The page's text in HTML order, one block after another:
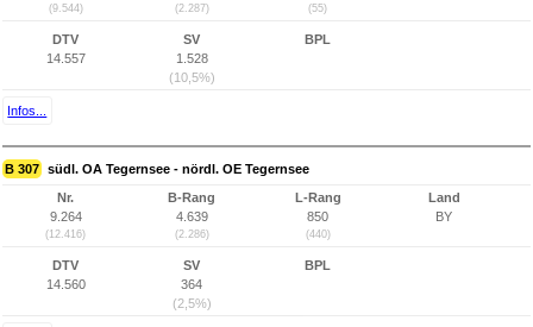
(9.544) (2.287) (55)
DTV
14.557
SV
1.528
(10,5%)
BPL
Infos...
B 307 südl. OA Tegernsee - nördl. OE Tegernsee
Nr.
9.264
(12.416)
B-Rang
4.639
(2.286)
L-Rang
850
(440)
Land
BY
DTV
14.560
SV
364
(2,5%)
BPL